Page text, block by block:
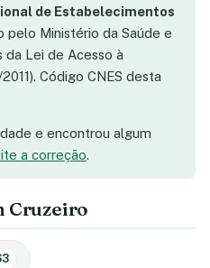
de Estabelecimentos
pelo Ministério da Saúde e
da Lei de Acesso à
Código CNES desta
e encontrou algum
a correção.
Cruzeiro